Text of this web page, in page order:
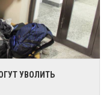
УВОЛИТЬ